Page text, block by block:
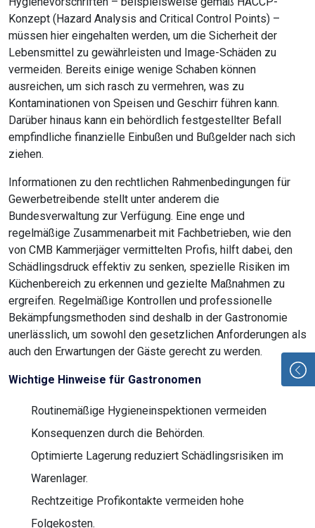
Konzept (Hazard Analysis and Critical Control Points) –
müssen hier eingehalten werden, um die Sicherheit der
Lebensmittel zu gewährleisten und Image-Schäden zu
vermeiden. Bereits einige wenige Schaben können
ausreichen, um sich rasch zu vermehren, was zu
Kontaminationen von Speisen und Geschirr führen kann.
Darüber hinaus kann ein behördlich festgestellter Befall
empfindliche finanzielle Einbußen und Bußgelder nach sich
ziehen.
Informationen zu den rechtlichen Rahmenbedingungen für
Gewerbetreibende stellt unter anderem die
Bundesverwaltung zur Verfügung. Eine enge und
regelmäßige Zusammenarbeit mit Fachbetrieben, wie den
von CMB Kammerjäger vermittelten Profis, hilft dabei, den
Schädlingsdruck effektiv zu senken, spezielle Risiken im
Küchenbereich zu erkennen und gezielte Maßnahmen zu
ergreifen. Regelmäßige Kontrollen und professionelle
Bekämpfungsmethoden sind deshalb in der Gastronomie
unerlässlich, um sowohl den gesetzlichen Anforderungen als
auch den Erwartungen der Gäste gerecht zu werden.
Wichtige Hinweise für Gastronomen
Routinemäßige Hygieneinspektionen vermeiden
Konsequenzen durch die Behörden.
Optimierte Lagerung reduziert Schädlingsrisiken im
Warenlager.
Rechtzeitige Profikontakte vermeiden hohe
Folgekosten.